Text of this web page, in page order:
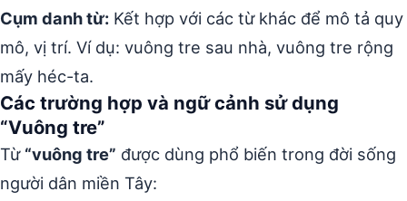
Cụm danh từ: Kết hợp với các từ khác để mô tả quy
mô, vị trí. Ví dụ: vuông tre sau nhà, vuông tre rộng
mấy héc-ta.
Các trường hợp và ngữ cảnh sử dụng
“Vuông tre”
Từ “vuông tre” được dùng phổ biến trong đời sống
người dân miền Tây: